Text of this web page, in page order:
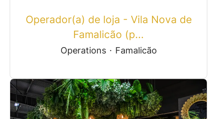
Operador(a) de loja - Vila Nova de
Famalicão (p...
Operations · Famalicão